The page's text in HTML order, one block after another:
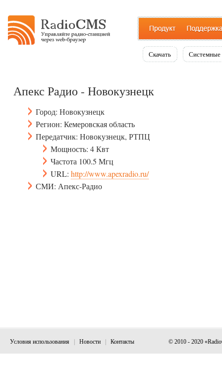
Скачать Системные
Апекс Радио - Новокузнецк
Город: Новокузнецк
Регион: Кемеровская область
Передатчик: Новокузнецк, РТПЦ
Мощность: 4 Квт
Частота 100.5 Мгц
URL: http://www.apexradio.ru/
СМИ: Апекс-Радио
Условия использования Новости Контакты © 2010 - 2020